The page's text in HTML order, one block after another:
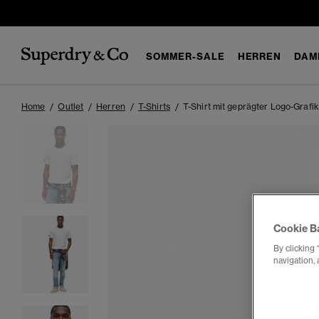
SOMMER-SALE HERREN
Home Outlet Herren T-Shirts T-Shirt mit geprägter Logo-Grafik
Cookie
By clicking
navigation,